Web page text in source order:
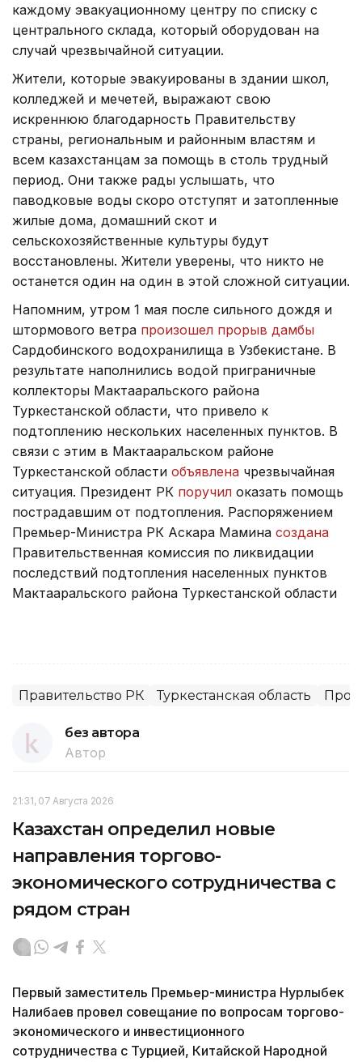
каждому эвакуационному центру по списку с
центрального склада, который оборудован на
случай чрезвычайной ситуации.
Жители, которые эвакуированы в здании школ,
колледжей и мечетей, выражают свою
искреннюю благодарность Правительству
страны, региональным и районным властям и
всем казахстанцам за помощь в столь трудный
период. Они также рады услышать, что
паводковые воды скоро отступят и затопленные
жилые дома, домашний скот и
сельскохозяйственные культуры будут
восстановлены. Жители уверены, что никто не
останется один на один в этой сложной ситуации.
Напомним, утром 1 мая после сильного дождя и
штормового ветра произошел прорыв дамбы
Сардобинского водохранилища в Узбекистане. В
результате наполнились водой приграничные
коллекторы Мактааральского района
Туркестанской области, что привело к
подтоплению нескольких населенных пунктов. В
связи с этим в Мактааральском районе
Туркестанской области объявлена чрезвычайная
ситуация. Президент РК поручил оказать помощь
пострадавшим от подтопления. Распоряжением
Премьер-Министра РК Аскара Мамина создана
Правительственная комиссия по ликвидации
последствий подтопления населенных пунктов
Мактааральского района Туркестанской области
Правительство РК Туркестанская область
без автора
Автор
21:31, 07 Августа 2026
Казахстан определил новые
направления торгово-
экономического сотрудничества с
рядом стран
Первый заместитель Премьер-министра Нурлыбек
Налибаев провел совещание по вопросам торгово-
экономического и инвестиционного
сотрудничества с Турцией, Китайской Народной